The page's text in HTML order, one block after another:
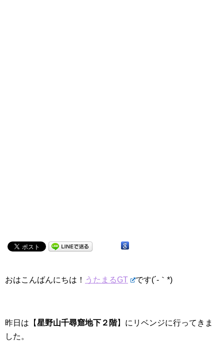
おはこんばんにちは！ うたまるGT です(´-｀*)
昨日は【星野山千尋窟地下２階】にリベンジに行ってきま
した。